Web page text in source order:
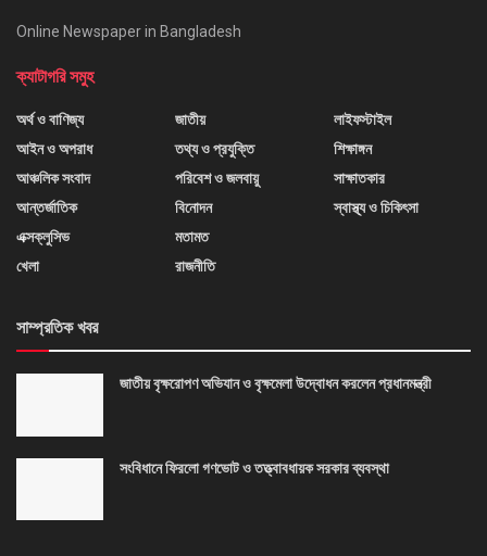
Online Newspaper in Bangladesh
ক্যাটাগরি সমুহ
অর্থ ও বাণিজ্য
আইন ও অপরাধ
আঞ্চলিক সংবাদ
আন্তর্জাতিক
এক্সক্লুসিভ
খেলা
জাতীয়
তথ্য ও প্রযুক্তি
পরিবেশ ও জলবায়ু
বিনোদন
মতামত
রাজনীতি
লাইফস্টাইল
শিক্ষাঙ্গন
সাক্ষাতকার
স্বাস্থ্য ও চিকিৎসা
সাম্প্রতিক খবর
জাতীয় বৃক্ষরোপণ অভিযান ও বৃক্ষমেলা উদ্বোধন করলেন প্রধানমন্ত্রী
সংবিধানে ফিরলো গণভোট ও তত্ত্বাবধায়ক সরকার ব্যবস্থা